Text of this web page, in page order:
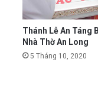
Thánh Lễ An Táng
Nhà Thờ An Long
5 Tháng 10, 2020